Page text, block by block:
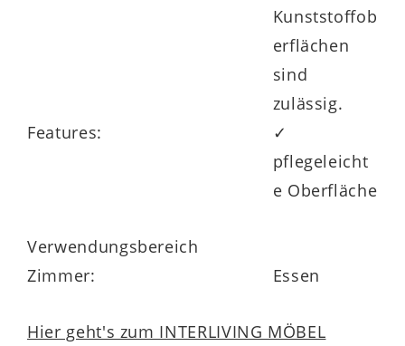
Kunststoffob
erflächen
sind
zulässig.
Features:
✓
pflegeleicht
e Oberfläche
Verwendungsbereich
Zimmer:
Essen
Hier geht's zum INTERLIVING MÖBEL